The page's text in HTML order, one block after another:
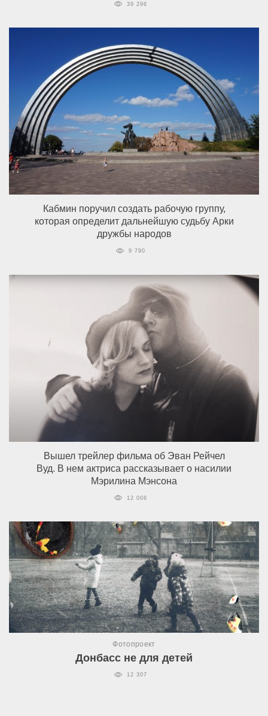
39 296
Кабмин поручил создать рабочую группу,
которая определит дальнейшую судьбу Арки
дружбы народов
9 790
Вышел трейлер фильма об Эван Рейчел
Вуд. В нем актриса рассказывает о насилии
Мэрилина Мэнсона
12 006
Фотопроект
Донбасс не для детей
12 307